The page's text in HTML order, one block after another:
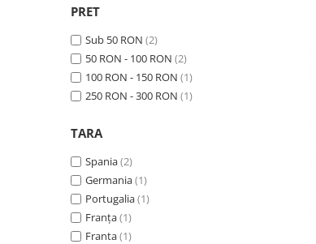
PRET
Sub 50 RON (2)
50 RON - 100 RON (2)
100 RON - 150 RON (1)
250 RON - 300 RON (1)
TARA
Spania(2)
Germania(1)
Portugalia(1)
Franța(1)
Franta(1)